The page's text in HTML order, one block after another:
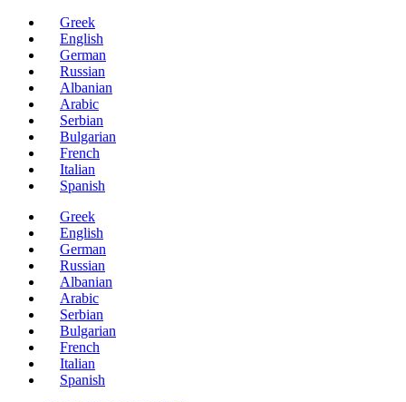
Μετάβαση
περιεχόμενο
Greek
English
German
Russian
Albanian
Arabic
Serbian
Bulgarian
French
Italian
Spanish
Greek
English
German
Russian
Albanian
Arabic
Serbian
Bulgarian
French
Italian
Spanish